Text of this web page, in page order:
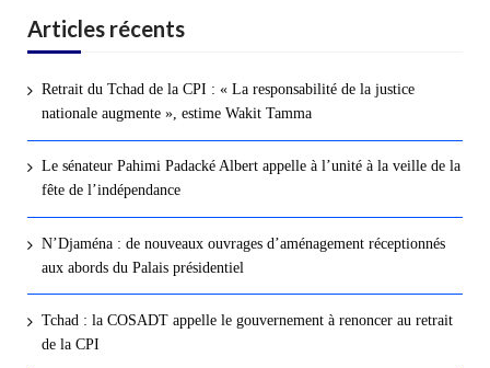
Articles récents
Retrait du Tchad de la CPI : « La responsabilité de la justice
nationale augmente », estime Wakit Tamma
Le sénateur Pahimi Padacké Albert appelle à l’unité à la veille de la
fête de l’indépendance
N’Djaména : de nouveaux ouvrages d’aménagement réceptionnés
aux abords du Palais présidentiel
Tchad : la COSADT appelle le gouvernement à renoncer au retrait
de la CPI